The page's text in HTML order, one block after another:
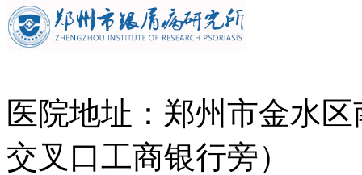
医院地址：郑州市金水
交叉口工商银行旁）